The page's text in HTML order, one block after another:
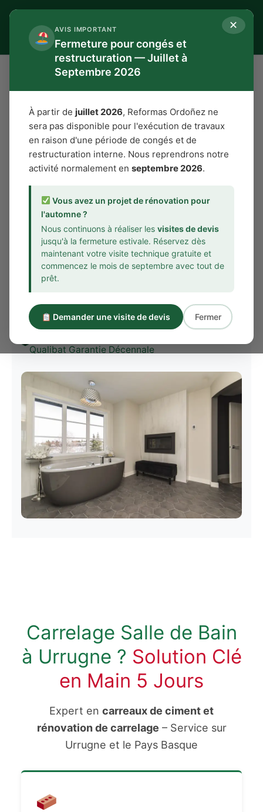
AVIS IMPORTANT
Fermeture pour congés et
restructuration — Juillet à
Septembre 2026
✕
À partir de juillet 2026, Reformas Ordoñez ne
sera pas disponible pour l'exécution de travaux
en raison d'une période de congés et de
restructuration interne. Nous reprendrons notre
activité normalement enseptembre 2026.
Vous avez un projet de rénovation pour
l'automne ?
Nous continuons à réaliser les visites de devis
jusqu'à la fermeture estivale. Réservez dès
maintenant votre visite technique gratuite et
commencez le mois de septembre avec tout de
prêt.
Demander une visite de devis Fermer
Aller
contenu
Reformas Ordoñez
Urrugne Rénovation Salle de Bain
Carrelage Salle de Bain à
Urrugne
Expert en carreaux ciment &
rénovation • Devis 24h Gratuit
Rénovation complète de carrelage muralpour
particuliers à Urrugne :
Pose carreaux ciment • Rénovation carrelage
ancien • Design sur mesure Pays Basque
Devis Express
Qualibat Garantie Décennale
Carrelage Salle de Bain
à Urrugne ? Solution Clé
en Main 5 Jours
Expert en carreaux de ciment et
rénovation de carrelage – Service sur
Urrugne et le Pays Basque